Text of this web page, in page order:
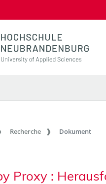
Recherche Dokument
Proxy :